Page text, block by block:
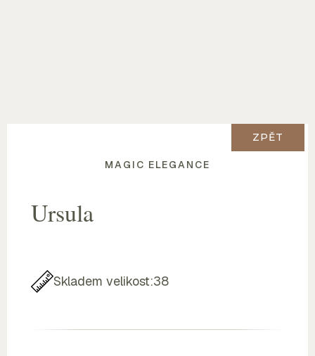
ZPĚT
MAGIC ELEGANCE
Ursula
Skladem velikost:38